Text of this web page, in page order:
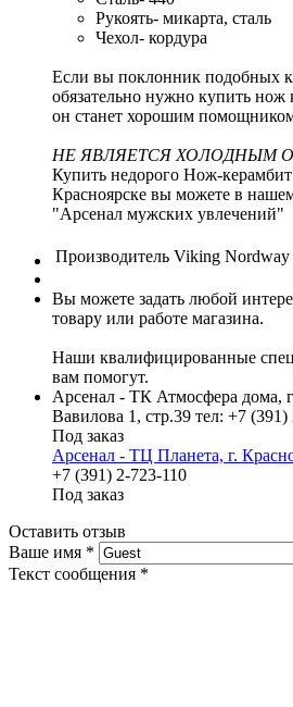
Рукоять- микарта, сталь
Чехол- кордура
Если вы поклонник подобных
обязательно нужно купить
он станет хорошим
НЕ ЯВЛЯЕТСЯ ХОЛОДНЫМ
Купить недорого Нож-
Красноярске вы можете в
"Арсенал мужских увлечений"
Производитель Viking Nordway
Вы можете задать любой
товару или работе магазина.
Наши квалифицированные
вам помогут.
Арсенал - ТК Атмосфера дома,
Вавилова 1, стр.39 тел: +7 (391)
Под заказ
Арсенал - ТЦ Планета, г.
+7 (391) 2-723-110
Под заказ
Оставить отзыв
Ваше имя *
Текст сообщения *